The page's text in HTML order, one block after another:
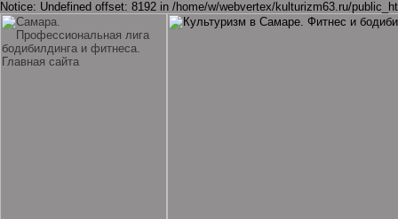
Notice: Undefined offset: 8192 in /home/w/webvertex/kulturizm63.ru/